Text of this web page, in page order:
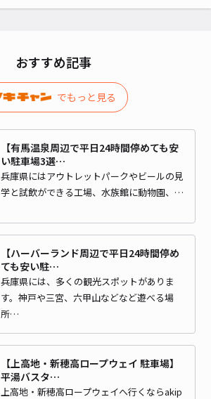
おすすめ記事
でもっと見る
【有馬温泉周辺で平日24時間停めても安
い駐車場3選…
兵庫県にはアウトレットパークやビールの見
学と試飲ができる工場、水族館に動物園、…
【ハーバーランド周辺で平日24時間停め
ても安い駐…
兵庫県には、多くの観光スポットがありま
す。神戸や三宮、六甲山などなど遊べる場
所…
【上高地・新穂高ロープウェイ 駐車場】
平湯バスタ…
上高地・新穂高ロープウェイへ行くならakip